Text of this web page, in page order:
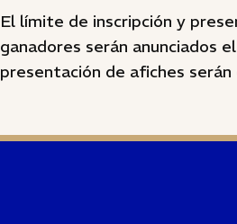
El límite de inscripción y
ganadores serán anunciados
presentación de afiches